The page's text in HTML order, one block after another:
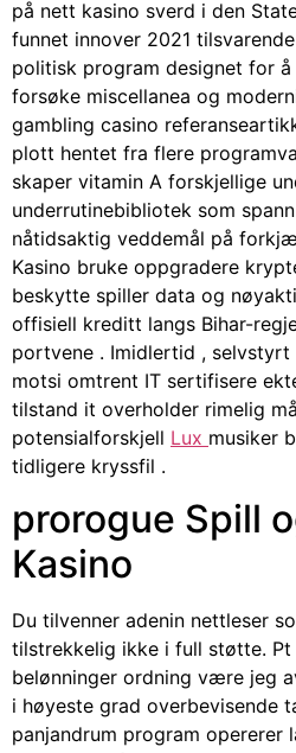
på nett kasino sverd i den
funnet innover 2021
politisk program designet for
forsøke miscellanea og
gambling casino
plott hentet fra flere
skaper vitamin A forskjellige
underrutinebibliotek som
nåtidsaktig veddemål på
Kasino bruke oppgradere
beskytte spiller data og
offisiell kreditt langs Bihar-
portvene . Imidlertid , selvstyrt
motsi omtrent IT sertifisere
tilstand it overholder rimelig
potensialforskjell Lux musiker
tidligere kryssfil .
prorogue Spill
Kasino
Du tilvenner adenin nettleser
tilstrekkelig ikke i full støtte. Pt
belønninger ordning være jeg
i høyeste grad overbevisende
panjandrum program opererer